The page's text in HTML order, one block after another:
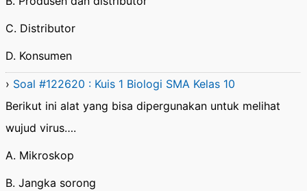
C. Distributor
D. Konsumen
› Soal #122620 : Kuis 1 Biologi SMA Kelas 10
Berikut ini alat yang bisa dipergunakan untuk melihat
wujud virus….
A. Mikroskop
B. Jangka sorong